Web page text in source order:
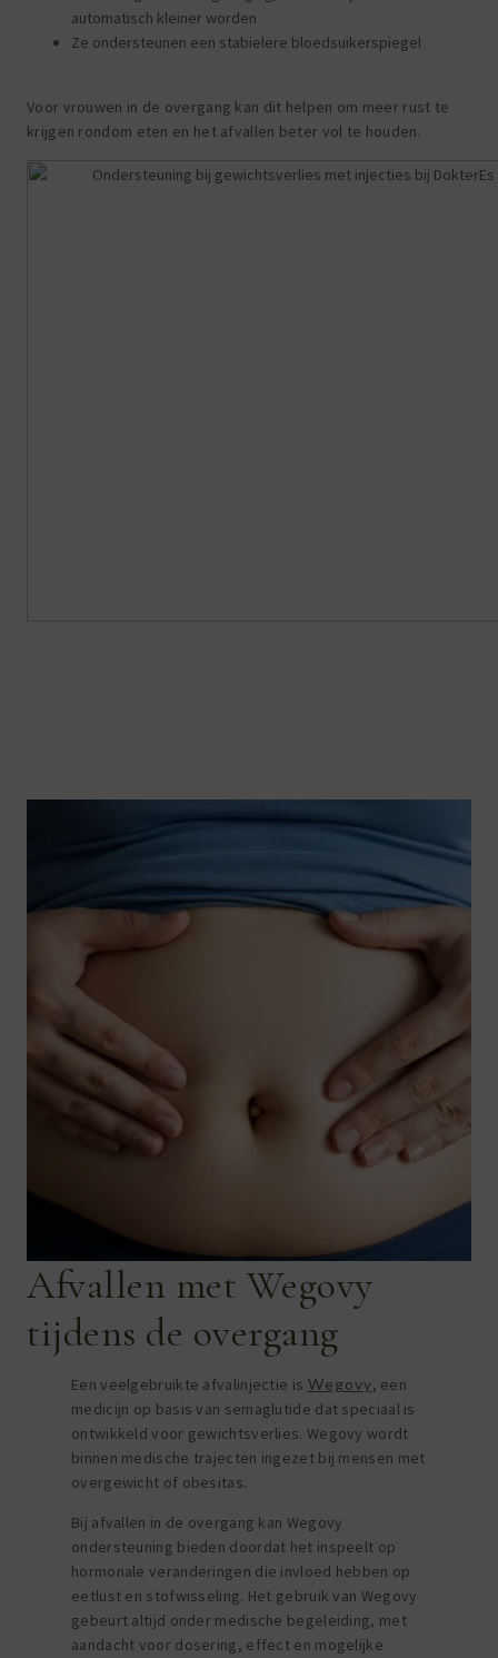
automatisch kleiner worden
Ze ondersteunen een stabielere bloedsuikerspiegel
Voor vrouwen in de overgang kan dit helpen om meer rust te
krijgen rondom eten en het afvallen beter vol te houden.
Afvallen met Wegovy
tijdens de overgang
Een veelgebruikte afvalinjectie is Wegovy, een
medicijn op basis van semaglutide dat speciaal is
ontwikkeld voor gewichtsverlies. Wegovy wordt
binnen medische trajecten ingezet bij mensen met
overgewicht of obesitas.
Bij afvallen in de overgang kan Wegovy
ondersteuning bieden doordat het inspeelt op
hormonale veranderingen die invloed hebben op
eetlust en stofwisseling. Het gebruik van Wegovy
gebeurt altijd onder medische begeleiding, met
aandacht voor dosering, effect en mogelijke